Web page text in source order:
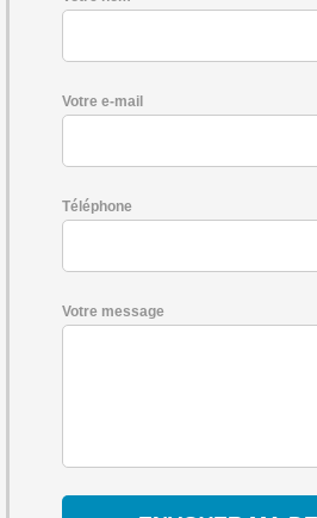
Votre e-mail
Téléphone
Votre message